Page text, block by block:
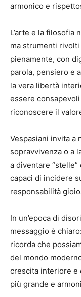
armonico e
L’arte e la filosofia
ma strumenti
pienamente, con
parola, pensiero e
la vera libertà
essere
riconoscere il
Vespasiani invita a
sopravvivenza o a
a diventare
capaci di incidere
responsabilità
In un’epoca di
messaggio è
ricorda che
del mondo
crescita interiore e
più grande e